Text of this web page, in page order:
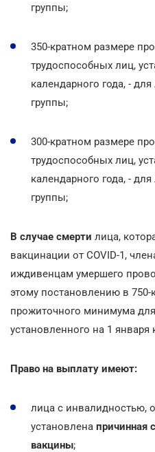
группы;
350-кратном размере
трудоспособных лиц,
календарного года, -
группы;
300-кратном размере
трудоспособных лиц,
календарного года, -
группы;
В случае смерти лица,
вакцинации от COVID-1,
иждивенцам умершего
этому постановлению в 750-
прожиточного минимума
установленного на 1 января
Право на выплату имеют:
лица с инвалидностью,
установлена причинная
вакцины;